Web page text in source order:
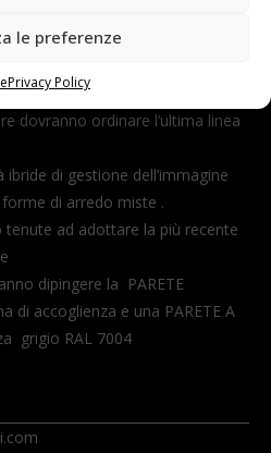
le preferenze
Privacy Policy
dovranno ordinare l’ultima linea
di gestione dell’immagine
di arredo miste .
tenute ad adottare la più recente
dipingere la PARETE
di accoglienza e una PARETE A
grigio RAL 7004